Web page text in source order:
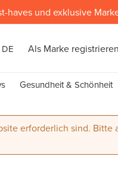
haves und exklusive
DE Als Marke registrieren
Gesundheit & Schönheit
erforderlich sind. Bitte